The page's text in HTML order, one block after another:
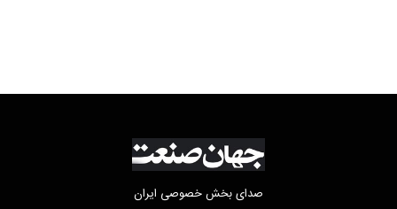
صدای بخش خصوصی ایران